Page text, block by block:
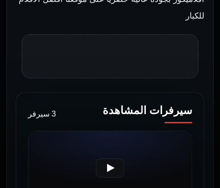
للكبار
سيرفرات المشاهدة 3 سيرفر